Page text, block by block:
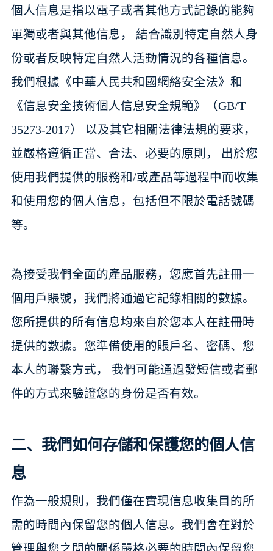
個人信息是指以電子或者其他方式記錄的能夠
單獨或者與其他信息， 結合識別特定自然人身
份或者反映特定自然人活動情況的各種信息。
我們根據《中華人民共和國網絡安全法》和
《信息安全技術個人信息安全規範》（GB/T
35273-2017） 以及其它相關法律法規的要求，
並嚴格遵循正當、合法、必要的原則， 出於您
使用我們提供的服務和/或產品等過程中而收集
和使用您的個人信息，包括但不限於電話號碼
等。
為接受我們全面的產品服務，您應首先註冊一
個用戶賬號，我們將通過它記錄相關的數據。
您所提供的所有信息均來自於您本人在註冊時
提供的數據。您準備使用的賬戶名、密碼、您
本人的聯繫方式， 我們可能通過發短信或者郵
件的方式來驗證您的身份是否有效。
二、我們如何存儲和保護您的個人信
息
作為一般規則，我們僅在實現信息收集目的所
需的時間內保留您的個人信息。我們會在對於